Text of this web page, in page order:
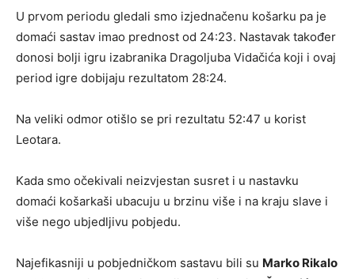
U prvom periodu gledali smo izjednačenu košarku pa je
domaći sastav imao prednost od 24:23. Nastavak također
donosi bolji igru izabranika Dragoljuba Vidačića koji i ovaj
period igre dobijaju rezultatom 28:24.
Na veliki odmor otišlo se pri rezultatu 52:47 u korist
Leotara.
Kada smo očekivali neizvjestan susret i u nastavku
domaći košarkaši ubacuju u brzinu više i na kraju slave i
više nego ubjedljivu pobjedu.
Najefikasniji u pobjedničkom sastavu bili su Marko Rikalo